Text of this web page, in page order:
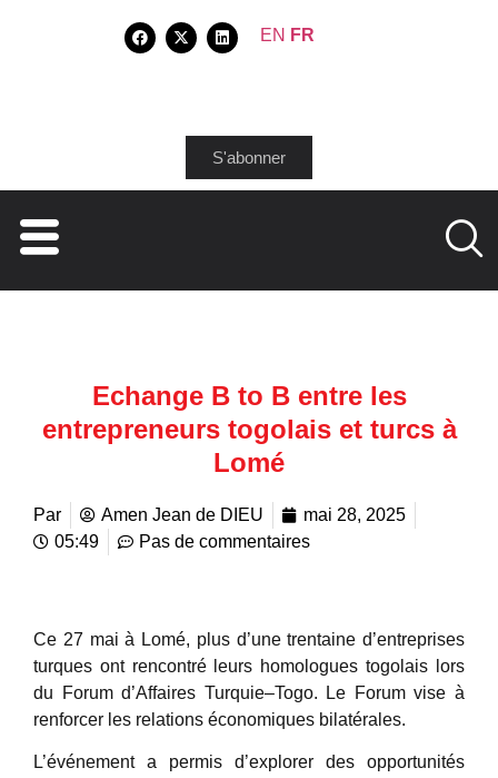
EN FR
S'abonner
Echange B to B entre les
entrepreneurs togolais et turcs à
Lomé
Par Amen Jean de DIEU
mai 28, 2025
05:49
Pas de commentaires
Ce 27 mai à Lomé, plus d’une trentaine d’entreprises
turques ont rencontré leurs homologues togolais lors
du Forum d’Affaires Turquie–Togo. Le Forum vise à
renforcer les relations économiques bilatérales.
L’événement a permis d’explorer des opportunités